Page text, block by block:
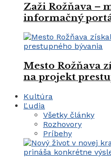
Zaži Rožňava –
informačný
Mesto Rožňava
na projekt
Kultúra
Ľudia
Všetky články
Rozhovory
Príbehy